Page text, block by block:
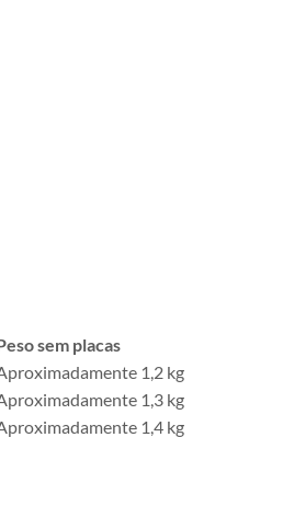
sem placas
1,2 kg
1,3 kg
1,4 kg